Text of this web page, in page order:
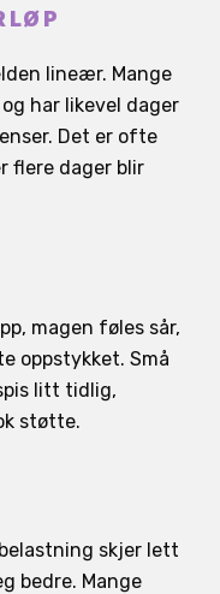
lineær. Mange
har likevel dager
Det er ofte
flere dager blir
magen føles sår,
oppstykket. Små
litt tidlig,
støtte.
skjer lett
bedre. Mange